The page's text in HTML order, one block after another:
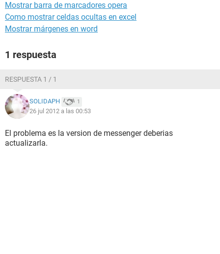
Mostrar barra de marcadores opera
Como mostrar celdas ocultas en excel
Mostrar márgenes en word
1 respuesta
RESPUESTA 1 / 1
SOLIDAPH 1
26 jul 2012 a las 00:53
El problema es la version de messenger deberias
actualizarla.